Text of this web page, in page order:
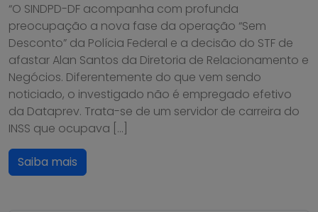
“O SINDPD-DF acompanha com profunda
preocupação a nova fase da operação “Sem
Desconto” da Polícia Federal e a decisão do STF de
afastar Alan Santos da Diretoria de Relacionamento e
Negócios. Diferentemente do que vem sendo
noticiado, o investigado não é empregado efetivo
da Dataprev. Trata-se de um servidor de carreira do
INSS que ocupava […]
Saiba mais